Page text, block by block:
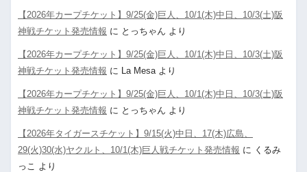
【2026年カープチケット】9/25(金)巨人、10/1(木)中日、10/3(土)阪
神戦チケット発売情報 に とっちゃん より
【2026年カープチケット】9/25(金)巨人、10/1(木)中日、10/3(土)阪
神戦チケット発売情報 に La Mesa より
【2026年カープチケット】9/25(金)巨人、10/1(木)中日、10/3(土)阪
神戦チケット発売情報 に とっちゃん より
【2026年タイガースチケット】9/15(火)中日、17(木)広島、
29(火)30(水)ヤクルト、10/1(木)巨人戦チケット発売情報 に くるみ
っこ より